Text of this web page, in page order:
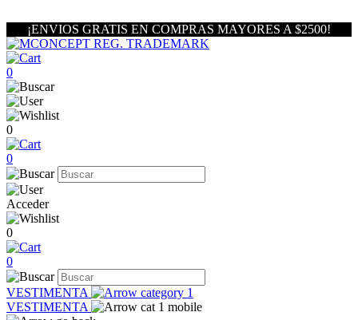
¡ENVIOS GRATIS EN COMPRAS MAYORES A $2500!
0
0
0
Acceder
0
0
VESTIMENTA
VESTIMENTA